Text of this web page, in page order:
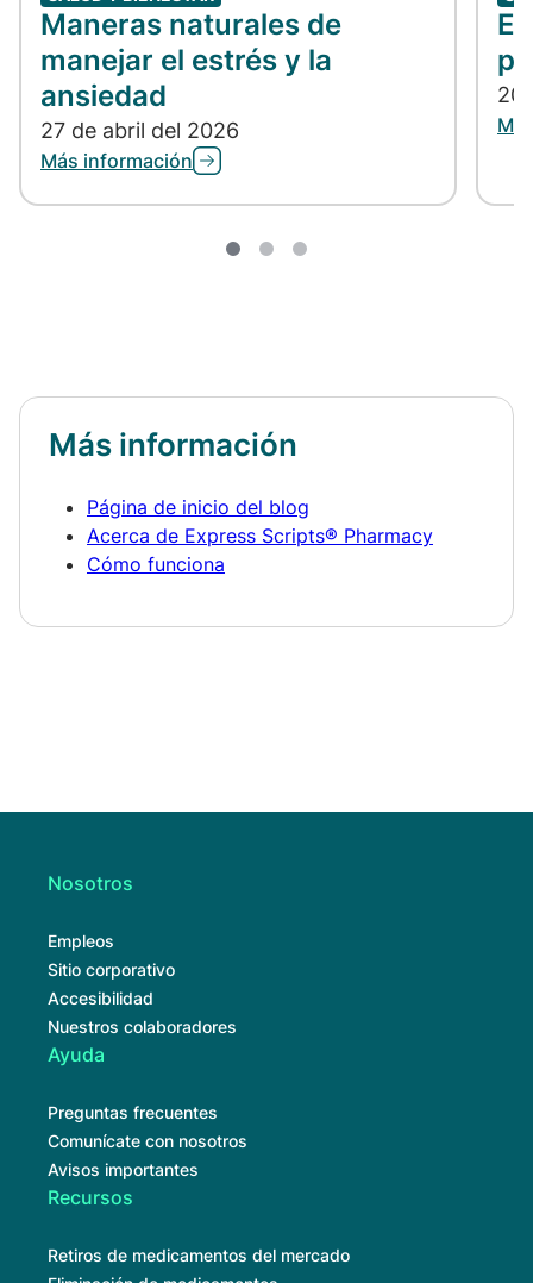
Maneras naturales de
manejar el estrés y la
ansiedad
27 de abril del 2026
Más información
20
Más información
Página de inicio del blog
Acerca de Express Scripts® Pharmacy
Cómo funciona
Nosotros
Empleos
Sitio corporativo
Accesibilidad
Nuestros colaboradores
Ayuda
Preguntas frecuentes
Comunícate con nosotros
Avisos importantes
Recursos
Retiros de medicamentos del mercado